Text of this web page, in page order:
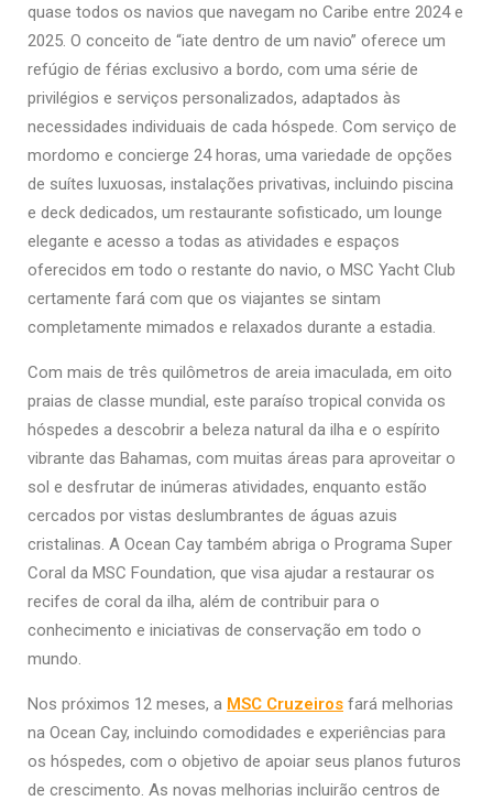
quase todos os navios que navegam no Caribe entre 2024 e
2025. O conceito de “iate dentro de um navio” oferece um
refúgio de férias exclusivo a bordo, com uma série de
privilégios e serviços personalizados, adaptados às
necessidades individuais de cada hóspede. Com serviço de
mordomo e concierge 24 horas, uma variedade de opções
de suítes luxuosas, instalações privativas, incluindo piscina
e deck dedicados, um restaurante sofisticado, um lounge
elegante e acesso a todas as atividades e espaços
oferecidos em todo o restante do navio, o MSC Yacht Club
certamente fará com que os viajantes se sintam
completamente mimados e relaxados durante a estadia.
Com mais de três quilômetros de areia imaculada, em oito
praias de classe mundial, este paraíso tropical convida os
hóspedes a descobrir a beleza natural da ilha e o espírito
vibrante das Bahamas, com muitas áreas para aproveitar o
sol e desfrutar de inúmeras atividades, enquanto estão
cercados por vistas deslumbrantes de águas azuis
cristalinas. A Ocean Cay também abriga o Programa Super
Coral da MSC Foundation, que visa ajudar a restaurar os
recifes de coral da ilha, além de contribuir para o
conhecimento e iniciativas de conservação em todo o
mundo.
Nos próximos 12 meses, a MSC Cruzeiros fará melhorias
na Ocean Cay, incluindo comodidades e experiências para
os hóspedes, com o objetivo de apoiar seus planos futuros
de crescimento. As novas melhorias incluirão centros de